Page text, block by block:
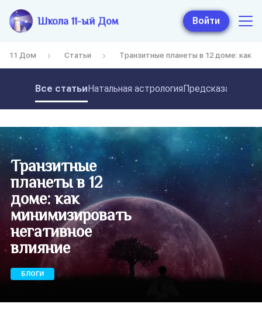
Школа 11-ый Дом Войти
11 Дом Статьи Транзитные планеты в 12 доме: как
Все статьиНатальная астрология
Транзитные
планеты в 12
доме: как
минимизировать
негативное
влияние
БЛОГИ